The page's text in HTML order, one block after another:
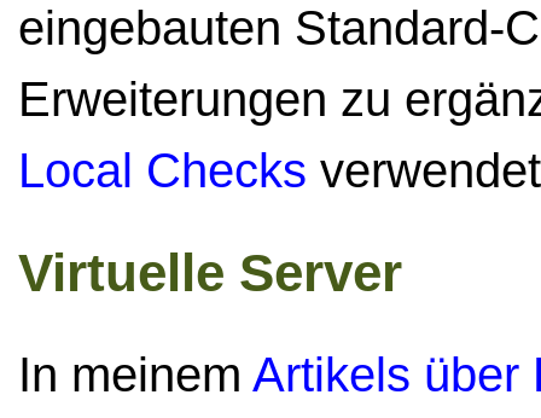
eingebauten Standard-
Erweiterungen zu
Local Checks
Virtuelle Server
In meinem Artikels über